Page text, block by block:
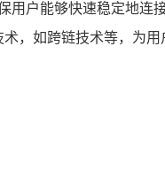
用户能够快速稳定地连
，如跨链技术等，为